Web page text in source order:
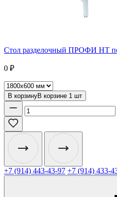
Стол разделочный ПРОФИ НТ
0 ₽
В корзинуВ корзине 1 шт
+7 (914) 443-43-97 +7 (914) 433-